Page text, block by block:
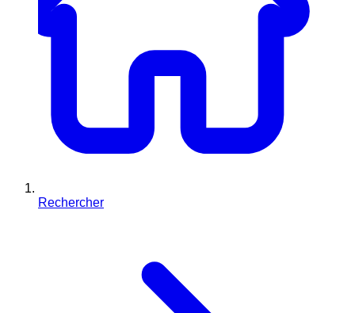
Rechercher